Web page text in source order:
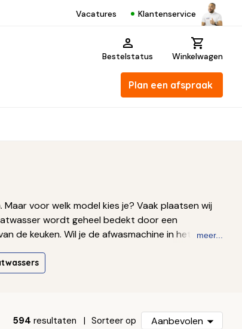
Vacatures Klantenservice
Bestelstatus Winkelwagen
Plan een afspraak
voor welk model kies je? Vaak plaatsen wij
wordt geheel bedekt door een
de keuken. Wil je de afwasmachine in het zicht
meer...
594 resultaten Sorteer op Aanbevolen